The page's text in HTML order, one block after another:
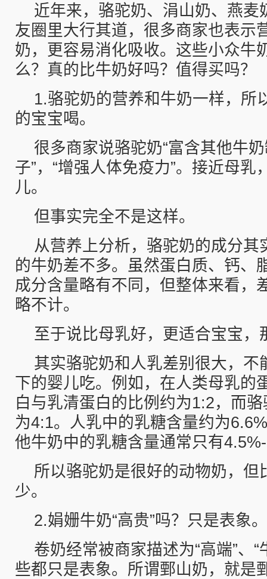
近年来，骆驼奶、涓山奶、燕麦
友圈里大行其道，很多商家也表示
奶，更容易消化吸收。这些小众牛
么？真的比牛奶好吗？值得买吗？
1.骆驼奶的营养和牛奶一样，所
的宝宝喝。
很多商家说骆驼奶“富含其他牛
子”，“增强人体免疫力”。接近母乳
儿。
但事实完全不是这样。
从营养上分析，骆驼奶的成分其
的牛奶差不多。虽然蛋白质、钙、
成分含量略有不同，但整体来看，
略不计。
至于说比母乳好，更适合宝宝，
其实骆驼奶和人乳差别很大，不
下的婴儿吃。例如，在人类母乳的
白与乳清蛋白的比例约为1:2，而
为4:1。人乳中的乳糖含量约为
他牛奶中的乳糖含量通常只有
所以骆驼奶是很好的动物奶，但
少。
2.娟姗牛奶“高贵”吗？只是表象。
卷奶经常被商家描述为“高端”、“
些都只是表象。所谓鄄山奶，就是